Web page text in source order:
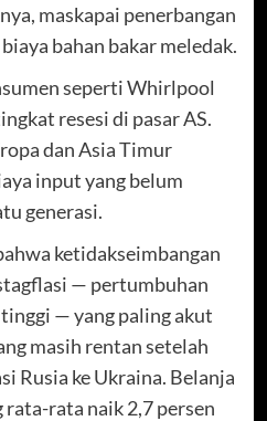
maskapai penerbangan
bahan bakar meledak.
seperti Whirlpool
resesi di pasar AS.
dan Asia Timur
input yang belum
generasi.
ketidakseimbangan
— pertumbuhan
— yang paling akut
masih rentan setelah
Rusia ke Ukraina. Belanja
rata naik 2,7 persen